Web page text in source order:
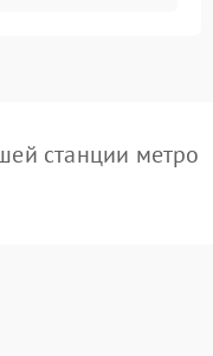
станции метро